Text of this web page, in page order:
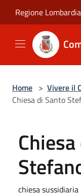
Regione Lombardia
Home > Vivere il
Chiesa di Santo
chiesa sussidiaria